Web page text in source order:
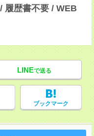
履歴書不要 / WEB
LINEで送る
ブックマーク